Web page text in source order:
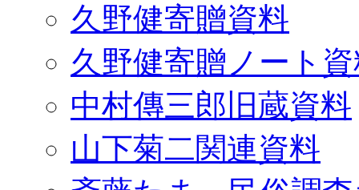
久野健寄贈資料
久野健寄贈ノート
中村傳三郎旧蔵資料
山下菊二関連資料